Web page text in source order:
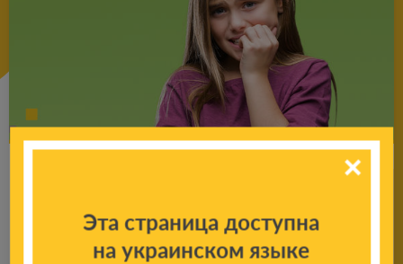
Со­ве­ты пси­хо­ло­га ро­ди­те­лям: что де­лать,
тянет руки в рот?
Эта страница доступна
на украинском языке